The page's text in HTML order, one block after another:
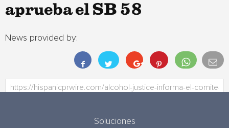
aprueba el SB 58
News provided by:
Soluciones